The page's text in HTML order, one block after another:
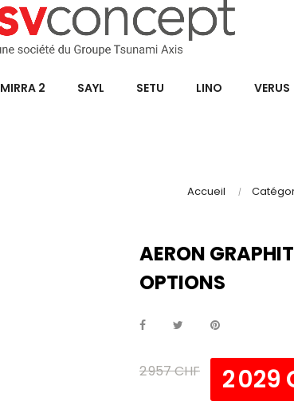
MIRRA 2 SAYL SETU LINO VERUS
Accueil
AERON
OPTIONS
2 957 CHF 2 029